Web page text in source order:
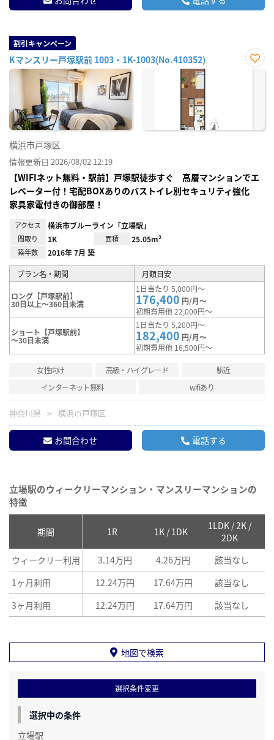
割引キャンペーン
Kマンスリー戸塚駅前 1003・1K-1003(No.410352)
お気
横浜市戸塚区
情報更新日 2026/08/02 12:19
【WIFIネット無料・駅前】戸塚駅徒歩すぐ 高層マンションでエ
レベーター付！宅配BOXありのバストイレ別セキュリティ強化
家具家電付きの御部屋！
アクセス 横浜市ブルーライン「立場駅」
間取り 1K 面積 25.05m²
築年数 2016年 7月 築
プラン名・期間 月額目安
ロング【戸塚駅前】
30日以上～360日未満
1日当たり 5,000円～
176,400 円/月～
初期費用他 22,000円～
ショート【戸塚駅前】
～30日未満
1日当たり 5,200円～
182,400 円/月～
初期費用他 16,500円～
女性向け 高級・ハイグレード
駅近
インターネット無料
wifiあり
神奈川県 横浜市戸塚区
お問合わせ 電話する
立場駅のウィークリーマンション・マンスリーマンションの
特徴
期間 1R 1K / 1DK
1LDK / 2K /
2DK
ウィークリー利用 3.14万円 4.26万円 該当なし
1ヶ月利用
12.24万円 17.64万円 該当なし
3ヶ月利用
12.24万円 17.64万円 該当なし
地図で検索
選択条件変更
選択中の条件
立場駅